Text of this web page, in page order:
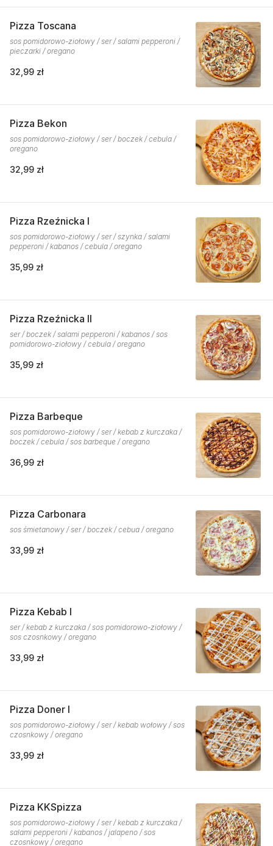
Pizza Toscana
sos pomidorowo-ziołowy / ser / salami pepperoni /
pieczarki / oregano
32,99 zł
Pizza Bekon
sos pomidorowo-ziołowy / ser / boczek / cebula /
oregano
32,99 zł
Pizza Rzeźnicka I
sos pomidorowo-ziołowy / ser / szynka / salami
pepperoni / kabanos / cebula / oregano
35,99 zł
Pizza Rzeźnicka II
ser / boczek / salami pepperoni / kabanos / sos
pomidorowo-ziołowy / cebula / oregano
35,99 zł
Pizza Barbeque
sos pomidorowo-ziołowy / ser / kebab z kurczaka /
boczek / cebula / sos barbeque / oregano
36,99 zł
Pizza Carbonara
sos śmietanowy / ser / boczek / cebua / oregano
33,99 zł
Pizza Kebab I
ser / kebab z kurczaka / sos pomidorowo-ziołowy /
sos czosnkowy / oregano
33,99 zł
Pizza Doner I
sos pomidorowo-ziołowy / ser / kebab wołowy / sos
czosnkowy / oregano
33,99 zł
Pizza KKSpizza
sos pomidorowo-ziołowy / ser / kebab z kurczaka /
salami pepperoni / kabanos / jalapeno / sos
czosnkowy / oregano